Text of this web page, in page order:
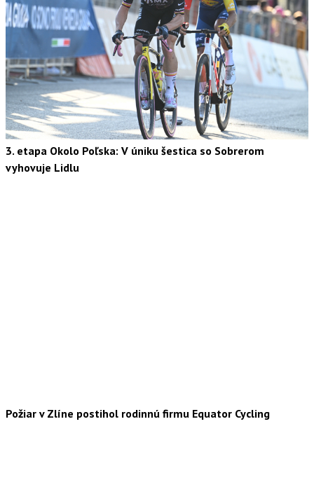
3. etapa Okolo Poľska: V úniku šestica so Sobrerom
vyhovuje Lidlu
Požiar v Zlíne postihol rodinnú firmu Equator Cycling